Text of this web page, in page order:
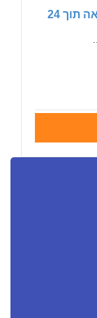
הלוואה באישור מיידי – קבלת הלוואה תוך 24